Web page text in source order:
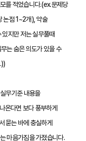
를 적었습니다.(ex.문제당
논점 1~2개), 약술
지만 저는 실무풀때
는 숨은 의도가 있을 수
무기준 내용을
온다면 보다 풍부하게
묻는 바에 충실하게
마음가짐을 가졌습니다.